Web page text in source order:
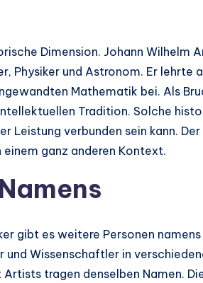
Dimension. Johann Wilhelm
Physiker und Astronom. Er lehrte
Mathematik bei. Als
Tradition. Solche
Leistung verbunden sein kann.
ganz anderen Kontext.
gibt es weitere Personen
Wissenschaftler in
tragen denselben Namen.